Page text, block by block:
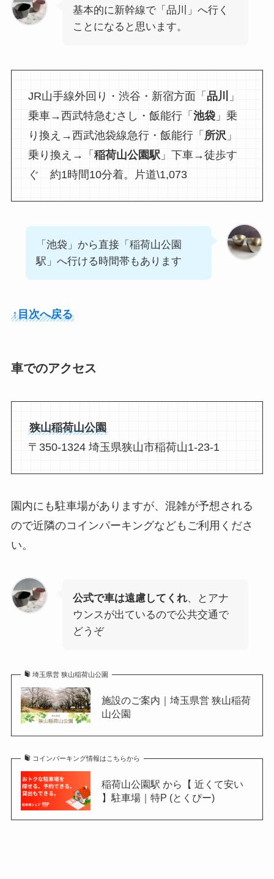
基本的に新幹線で「品川」へ行く
ことになると思います。
JR山手線外回り・渋谷・新宿方面「 品川 」
乗車→西武特急むさし・飯能行「 池袋」乗
り換え→西武池袋線急行・飯能行「 所沢」
乗り換え→「 稲荷山公園駅」下車→徒歩す
ぐ 約1時間10分着。片道\1,073
「池袋」から直接「稲荷山公園
駅」へ行ける時間帯もあります
↑目次へ戻る
車でのアクセス
狭山稲荷山公園
〒350-1324 埼玉県狭山市稲荷山1-23-1
園内にも駐車場がありますが、混雑が予想される
ので近隣のコインパーキングなどもご利用くださ
い。
公式で車は遠慮してくれ、とアナ
ウンスが出ているので公共交通で
どうぞ
埼玉県営 狭山稲荷山公園
施設のご案内｜埼玉県営 狭山稲荷
山公園
コインパーキング情報はこちらから
稲荷山公園駅 から【 近くて安い
】駐車場｜特P (とくぴー)